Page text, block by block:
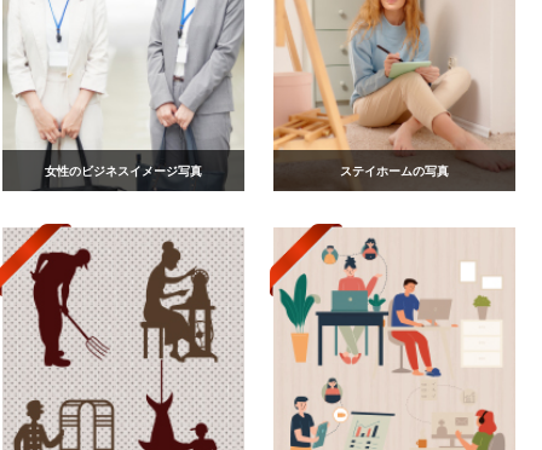
女性のビジネスイメージ写真 ステイホームの写真